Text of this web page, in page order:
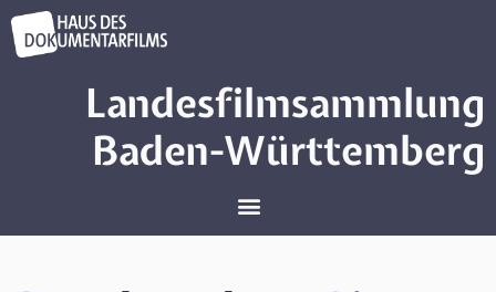
Landesfilmsammlung
Baden-Württemberg